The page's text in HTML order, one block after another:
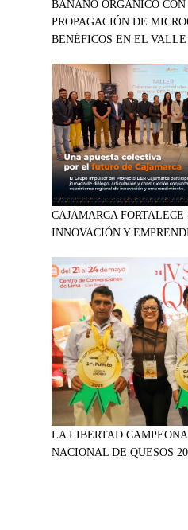
BANANO ORGÁNICO
PROPAGACIÓN DE
BENÉFICOS EN EL
CAJAMARCA
INNOVACIÓN Y
LA LIBERTAD
NACIONAL DE QUESOS